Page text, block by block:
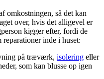
omkostningen, så det kan
over, hvis det alligevel er
kigger efter, fordi de
reparationer inde i huset:
på træværk, isolering eller
som kan blusse op igen